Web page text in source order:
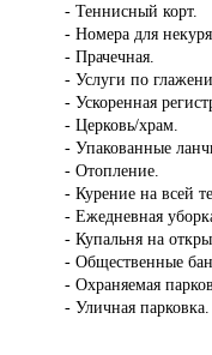
- Теннисный корт.
- Номера для
- Прачечная.
- Услуги по
- Ускоренная
- Церковь/храм.
- Упакованные
- Отопление.
- Курение на всей
- Ежедневная
- Купальня на
- Общественные
- Охраняемая
- Уличная парковка.